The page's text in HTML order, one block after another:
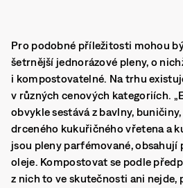
Pro podobné příležitosti mohou
šetrnější jednorázové pleny, o
i kompostovatelné. Na trhu
v různých cenových kategoriích.
obvykle sestává z bavlny,
drceného kukuřičného vřetena a
jsou pleny parfémované,
oleje. Kompostovat se podle
z nich to ve skutečnosti ani